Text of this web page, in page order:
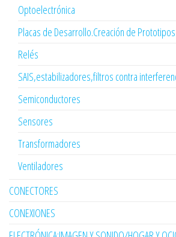
Optoelectrónica
Placas de Desarrollo.Creación de
Relés
SAIS,estabilizadores,filtros contra
Semiconductores
Sensores
Transformadores
Ventiladores
CONECTORES
CONEXIONES